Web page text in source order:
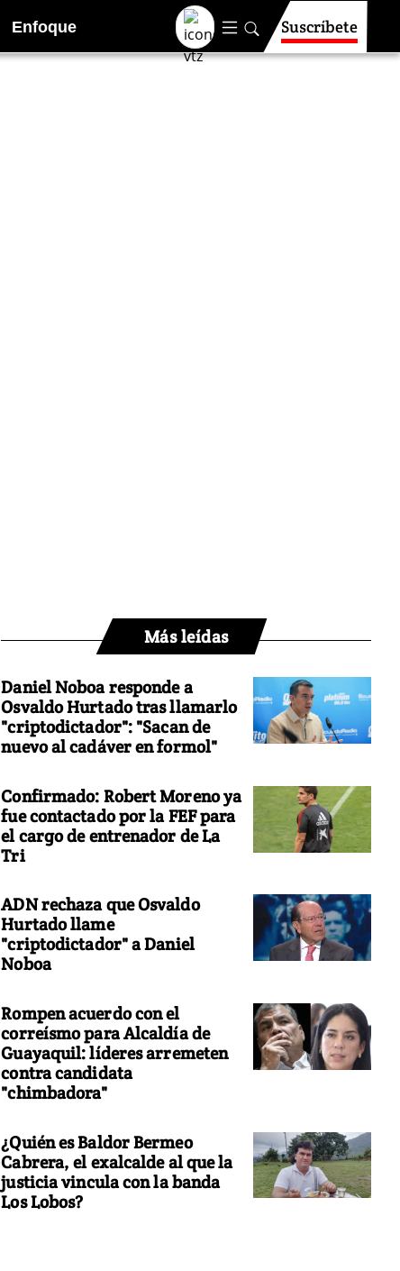
Enfoque Suscríbete
Más leídas
Daniel Noboa responde a
Osvaldo Hurtado tras llamarlo
"criptodictador": "Sacan de
nuevo al cadáver en formol"
Confirmado: Robert Moreno ya
fue contactado por la FEF para
el cargo de entrenador de La
Tri
ADN rechaza que Osvaldo
Hurtado llame
"criptodictador" a Daniel
Noboa
Rompen acuerdo con el
correísmo para Alcaldía de
Guayaquil: líderes arremeten
contra candidata
"chimbadora"
¿Quién es Baldor Bermeo
Cabrera, el exalcalde al que la
justicia vincula con la banda
Los Lobos?